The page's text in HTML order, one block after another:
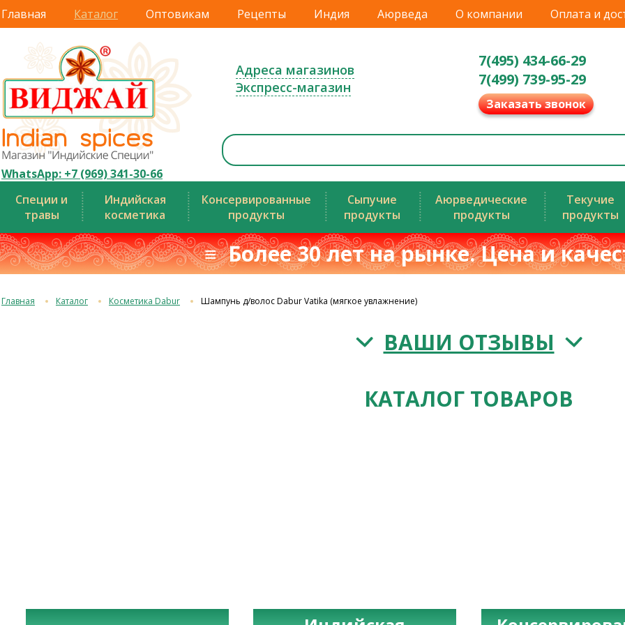
Главная Каталог Оптовикам Рецепты Индия Аюрведа О компании Оплата и
WhatsApp: +7 (969) 341-30-66
Адреса магазинов
Экспресс-магазин
7(495) 434-66-29
7(499) 739-95-29
Заказать звонок
Специи и
травы
Индийская
косметика
Консервированные
продукты
Сыпучие
продукты
Аюрведические
продукты
Текучие
продукты
≡ Более 30 лет на рынке. Цена и
Главная Каталог Косметика Dabur Шампунь д/волос Dabur Vatika (мягкое увлажнение)
ВАШИ ОТЗЫВЫ
КАТАЛОГ ТОВАРОВ